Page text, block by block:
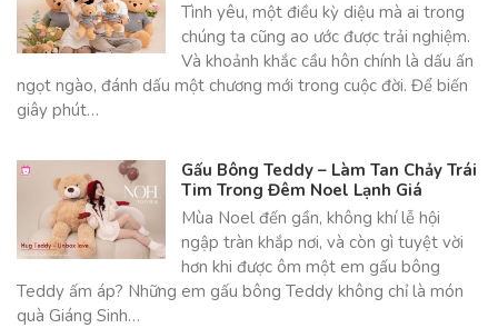
Tình yêu, một điều kỳ diệu mà ai trong
chúng ta cũng ao ước được trải nghiệm.
Và khoảnh khắc cầu hôn chính là dấu ấn
ngọt ngào, đánh dấu một chương mới trong cuộc đời. Để biến
giây phút…
Gấu Bông Teddy – Làm Tan Chảy Trái
Tim Trong Đêm Noel Lạnh Giá
Mùa Noel đến gần, không khí lễ hội
ngập tràn khắp nơi, và còn gì tuyệt vời
hơn khi được ôm một em gấu bông
Teddy ấm áp? Những em gấu bông Teddy không chỉ là món
quà Giáng Sinh…